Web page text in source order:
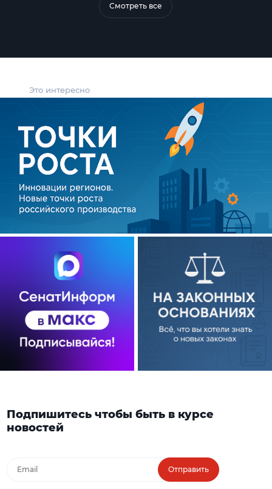
Это интересно
Смотреть все
Подпишитесь чтобы быть в курсе
новостей
Отправить